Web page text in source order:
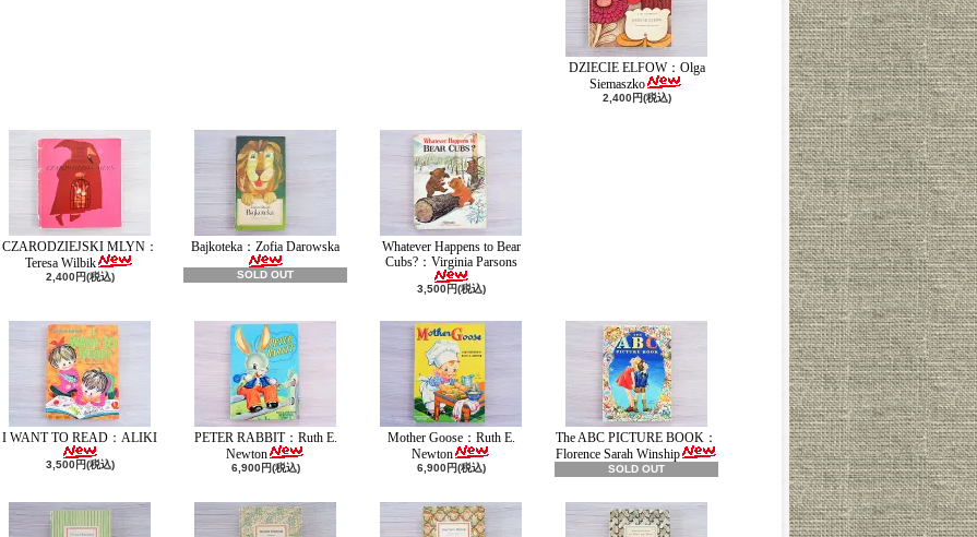
DZIECIE ELFOW：Olga
Siemaszko
2,400円(税込)
CZARODZIEJSKI MLYN：
Teresa Wilbik
2,400円(税込)
Bajkoteka：Zofia Darowska
SOLD OUT
Whatever Happens to Bear
Cubs?：Virginia Parsons
3,500円(税込)
I WANT TO READ：ALIKI
3,500円(税込)
PETER RABBIT：Ruth E.
Newton
6,900円(税込)
Mother Goose：Ruth E.
Newton
6,900円(税込)
The ABC PICTURE BOOK：
Florence Sarah Winship
SOLD OUT